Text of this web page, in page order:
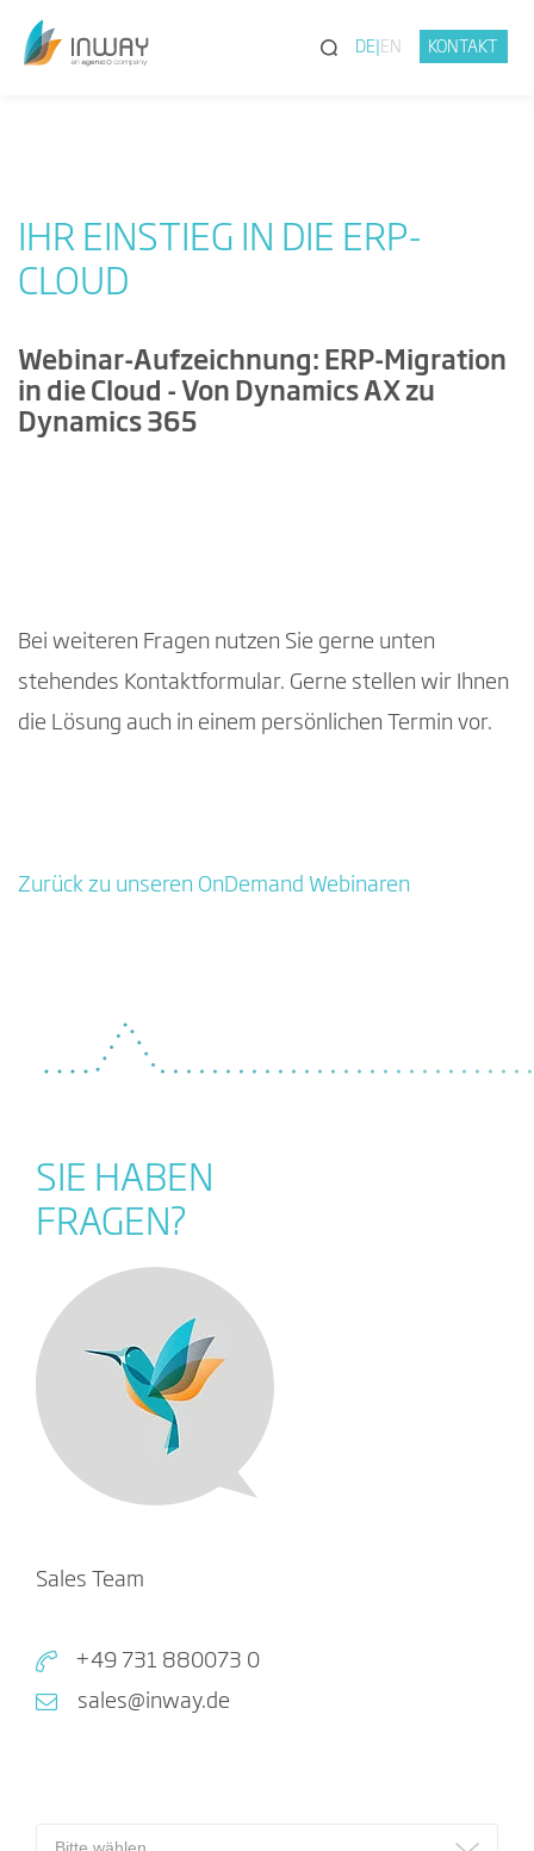
(SUCHE)
DE EN KONTAKT
IHR EINSTIEG IN DIE ERP-
CLOUD
Webinar-Aufzeichnung: ERP-Migration
in die Cloud - Von Dynamics AX zu
Dynamics 365
Bei weiteren Fragen nutzen Sie gerne unten
stehendes Kontaktformular. Gerne stellen wir Ihnen
die Lösung auch in einem persönlichen Termin vor.
Zurück zu unseren OnDemand Webinaren
SIE HABEN
FRAGEN?
Sales Team
+49 731 880073 0
sales@inway.de